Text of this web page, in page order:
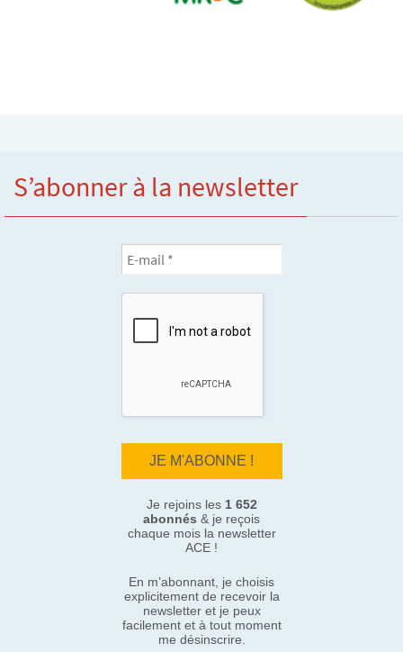
S’abonner à la newsletter
Je rejoins les 1 652
abonnés & je reçois
chaque mois la newsletter
ACE !
En m’abonnant, je choisis
explicitement de recevoir la
newsletter et je peux
facilement et à tout moment
me désinscrire.